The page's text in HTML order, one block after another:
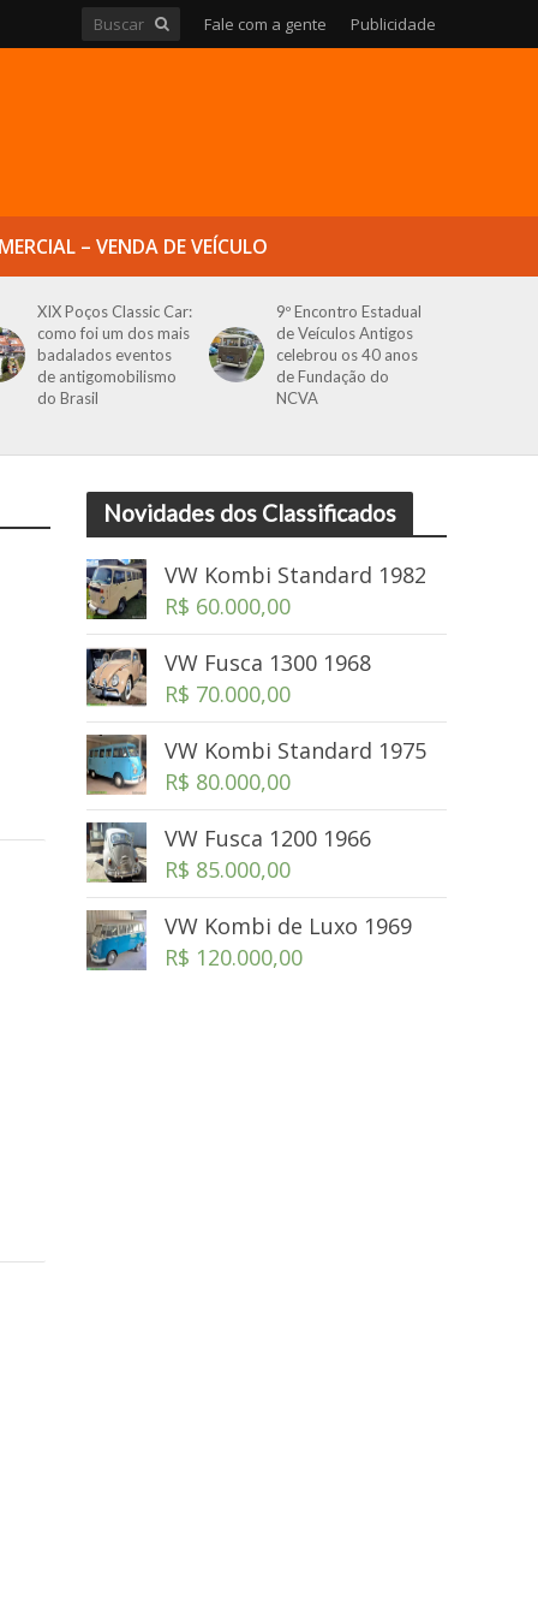
Fale com a gente Publicidade
– VENDA DE VEÍCULO
XIX Poços Classic Car:
como foi um dos mais
badalados eventos
de antigomobilismo
do Brasil
9º Encontro Estadual
de Veículos Antigos
celebrou os 40 anos
de Fundação do
NCVA
Novidades dos Classificados
VW Kombi Standard 1982
R$ 60.000,00
VW Fusca 1300 1968
R$ 70.000,00
VW Kombi Standard 1975
R$ 80.000,00
VW Fusca 1200 1966
R$ 85.000,00
VW Kombi de Luxo 1969
R$ 120.000,00